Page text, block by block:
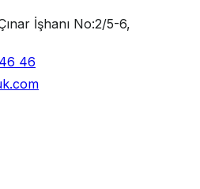
İşhanı No:2/5-6,
46